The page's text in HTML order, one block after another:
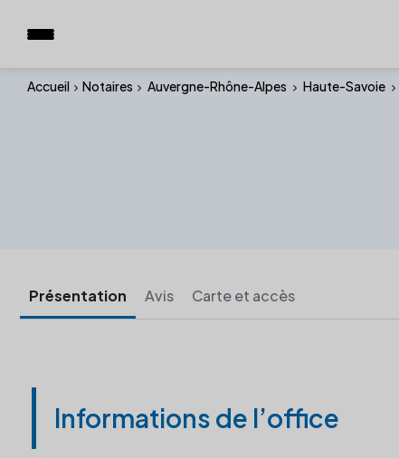
Accueil Notaires Auvergne-Rhône-Alpes Haute-Savoie
Présentation Avis Carte et accès
Informations de l’office